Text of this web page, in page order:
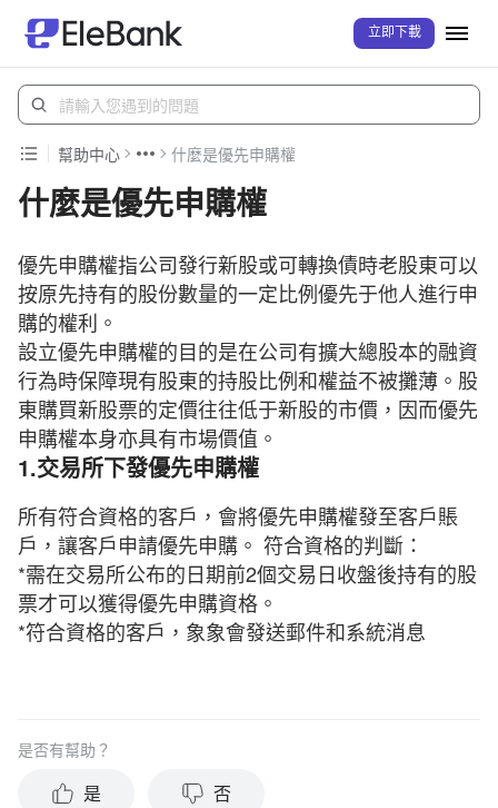
立即下載
幫助中心 什麼是優先申購權
什麼是優先申購權
優先申購權指公司發行新股或可轉換債時老股東可以
按原先持有的股份數量的一定比例優先于他人進行申
購的權利。
設立優先申購權的目的是在公司有擴大總股本的融資
行為時保障現有股東的持股比例和權益不被攤薄。股
東購買新股票的定價往往低于新股的市價，因而優先
申購權本身亦具有市場價值。
1.交易所下發優先申購權
所有符合資格的客戶，會將優先申購權發至客戶賬
戶，讓客戶申請優先申購。 符合資格的判斷：
*需在交易所公布的日期前2個交易日收盤後持有的股
票才可以獲得優先申購資格。
*符合資格的客戶，象象會發送郵件和系統消息
是否有幫助？
是 否